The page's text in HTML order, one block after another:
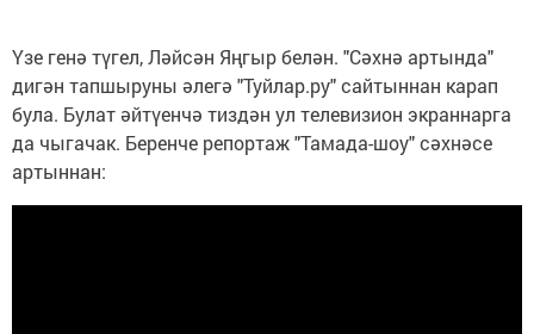
Үзе генә түгел, Ләйсән Яңгыр белән. "Сәхнә артында"
дигән тапшыруны әлегә "Туйлар.ру" сайтыннан карап
була. Булат әйтүенчә тиздән ул телевизион экраннарга
да чыгачак. Беренче репортаж "Тамада-шоу" сәхнәсе
артыннан: